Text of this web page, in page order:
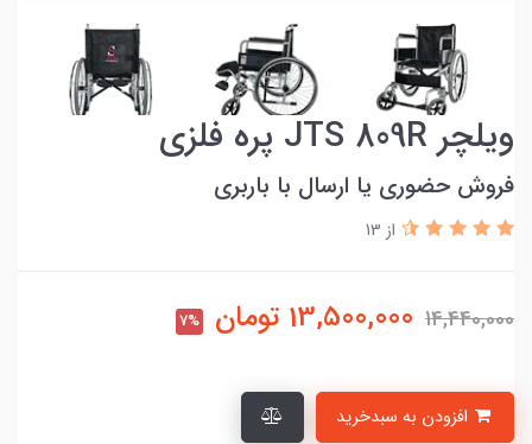
ویلچر JTS 809R پره فلزی
فروش حضوری یا ارسال با باربری
از 13
14,440,000
13,500,000 تومان 7%